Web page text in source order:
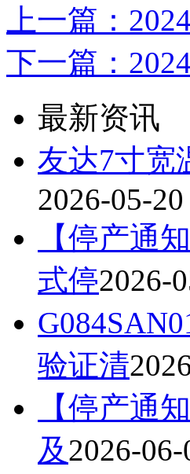
上一篇：
下一篇：
最新资讯
友达7寸宽
2026-05-20
【停产通
式停2026-
验证清
【停产通
及2026-06-